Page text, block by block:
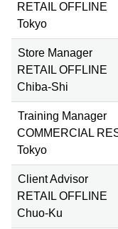
RETAIL OFFLINE
Tokyo
Store Manager
RETAIL OFFLINE
Chiba-Shi
Training Manager
COMMERCIAL
Tokyo
Client Advisor
RETAIL OFFLINE
Chuo-Ku